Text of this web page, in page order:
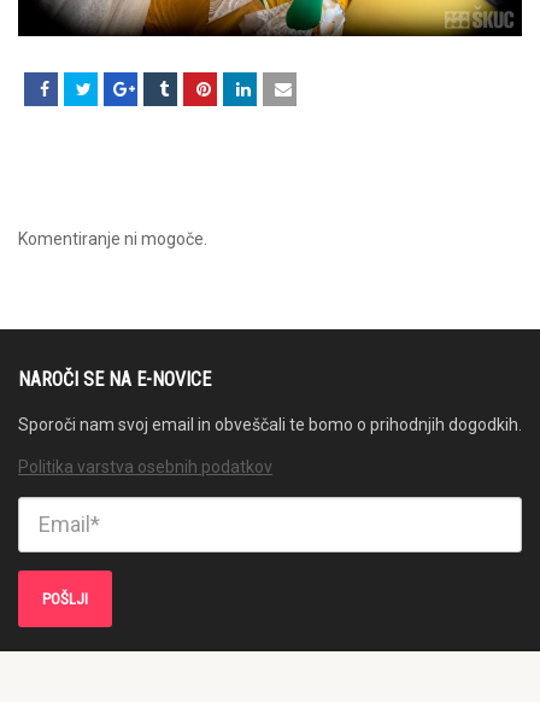
Komentiranje ni mogoče.
NAROČI SE NA E-NOVICE
Sporoči nam svoj email in obveščali te bomo o prihodnjih dogodkih.
Politika varstva osebnih podatkov